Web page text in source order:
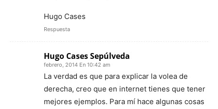
Hugo Cases
Respuesta
Hugo Cases Sepúlveda
febrero, 2014 En 10:42 am
La verdad es que para explicar la volea de
derecha, creo que en internet tienes que tener
mejores ejemplos. Para mí hace algunas cosas